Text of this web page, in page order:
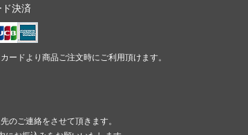
決済
ードより商品ご注文時にご利用頂けます。
のご連絡をさせて頂きます。